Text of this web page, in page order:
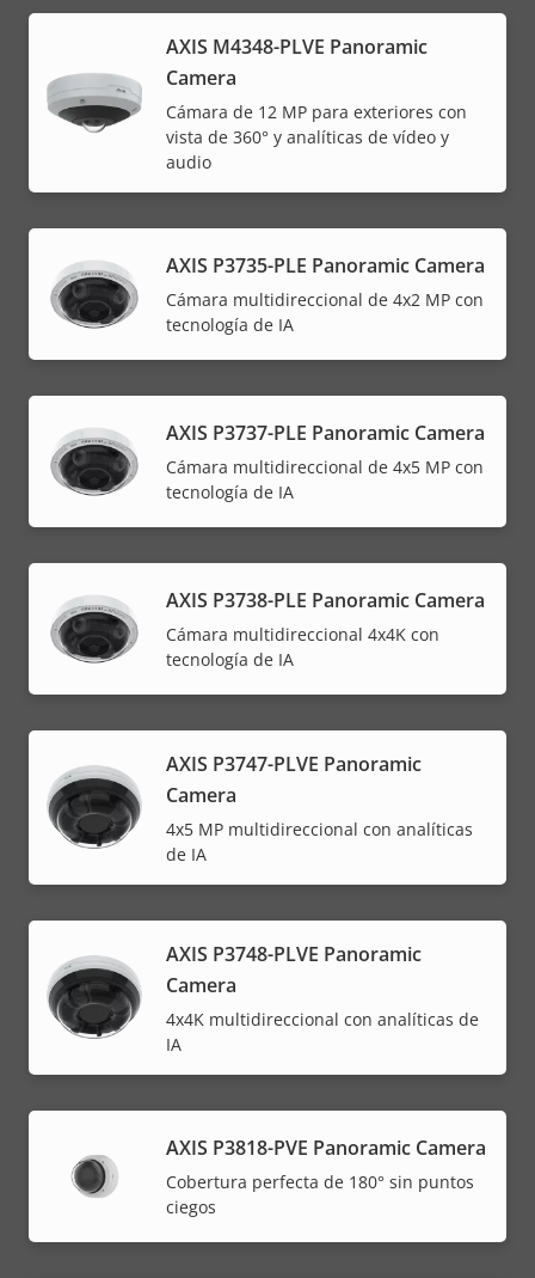
AXIS M4348-PLVE Panoramic
Camera
Cámara de 12 MP para exteriores con
vista de 360° y analíticas de vídeo y
audio
AXIS P3735-PLE Panoramic Camera
Cámara multidireccional de 4x2 MP con
tecnología de IA
AXIS P3737-PLE Panoramic Camera
Cámara multidireccional de 4x5 MP con
tecnología de IA
AXIS P3738-PLE Panoramic Camera
Cámara multidireccional 4x4K con
tecnología de IA
AXIS P3747-PLVE Panoramic
Camera
4x5 MP multidireccional con analíticas
de IA
AXIS P3748-PLVE Panoramic
Camera
4x4K multidireccional con analíticas de
IA
AXIS P3818-PVE Panoramic Camera
Cobertura perfecta de 180° sin puntos
ciegos